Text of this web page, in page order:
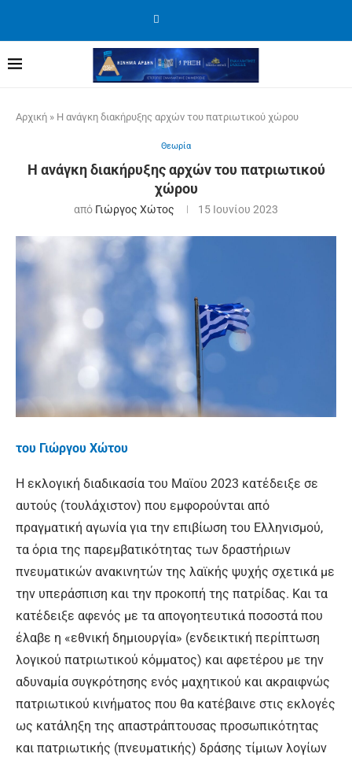
Αρχική » Η ανάγκη διακήρυξης αρχών του πατριωτικού χώρου
Θεωρία
Η ανάγκη διακήρυξης αρχών του πατριωτικού
χώρου
από Γιώργος Χώτος 15 Ιουνίου 2023
του Γιώργου Χώτου
Η εκλογική διαδικασία του Μαϊου 2023 κατέδειξε σε
αυτούς (τουλάχιστον) που εμφορούνται από
πραγματική αγωνία για την επιβίωση του Ελληνισμού,
τα όρια της παρεμβατικότητας των δραστήριων
πνευματικών ανακινητών της λαϊκής ψυχής σχετικά με
την υπεράσπιση και την προκοπή της πατρίδας. Και τα
κατέδειξε αφενός με τα απογοητευτικά ποσοστά που
έλαβε η «εθνική δημιουργία» (ενδεικτική περίπτωση
λογικού πατριωτικού κόμματος) και αφετέρου με την
αδυναμία συγκρότησης ενός μαχητικού και ακραιφνώς
πατριωτικού κινήματος που θα κατέβαινε στις εκλογές
ως κατάληξη της απαστράπτουσας προσωπικότητας
και πατριωτικής (πνευματικής) δράσης τίμιων λογίων